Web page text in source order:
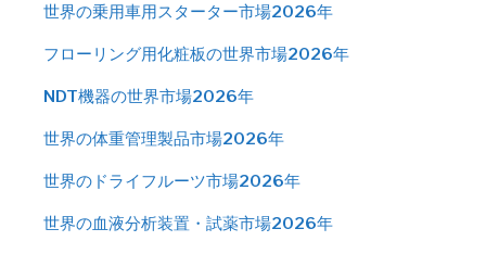
世界の乗用車用スターター市場2026年
フローリング用化粧板の世界市場2026年
NDT機器の世界市場2026年
世界の体重管理製品市場2026年
世界のドライフルーツ市場2026年
世界の血液分析装置・試薬市場2026年